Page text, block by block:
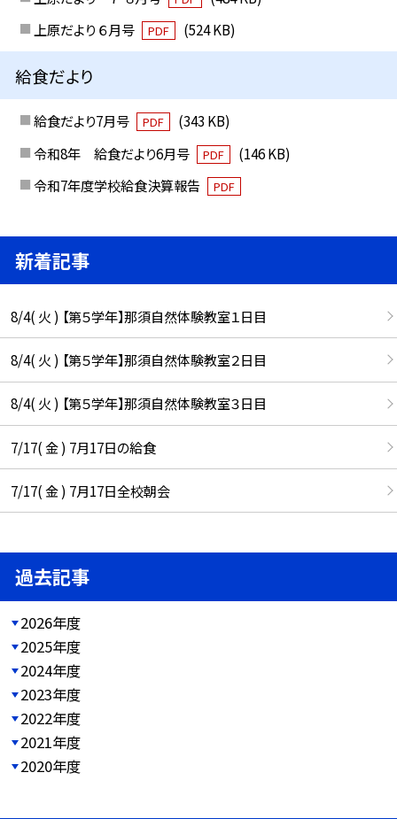
上原だより ６月号
PDF (524 KB)
給食だより
給食だより7月号 PDF
(343 KB)
令和8年 給食だより6月号
PDF
(146 KB)
令和7年度学校給食決算報告
PDF
新着記事
8/4( 火 ) 【第５学年】那須自然体験教室１日目
8/4( 火 ) 【第５学年】那須自然体験教室２日目
8/4( 火 ) 【第５学年】那須自然体験教室３日目
7/17( 金 ) 7月17日の給食
7/17( 金 ) 7月17日全校朝会
過去記事
2026年度
2025年度
2024年度
2023年度
2022年度
2021年度
2020年度